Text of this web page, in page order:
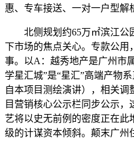
惠、专车接送、一对一户型解
北侧规划约65万㎡滨江公
下市场的焦点关心。专款公用
事。以A：越秀地产是广州市
学星汇城”是“星汇”高端产物
自本项目测绘演讲），相关
目营销核心公示栏同步公示
艺将以史无前例的密度正在
级的计谋资本倾斜。颠末广州